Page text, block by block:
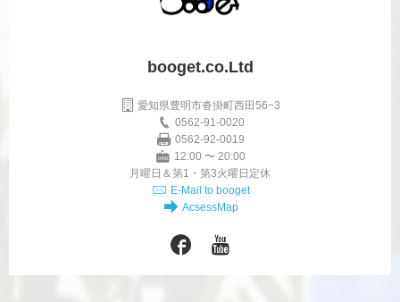
booget.co.Ltd
愛知県豊明市沓掛町西田56−3
0562-91-0020
0562-92-0019
12:00 〜 20:00
月曜日＆第1・第3火曜日定休
E-Mail to booget
AcsessMap